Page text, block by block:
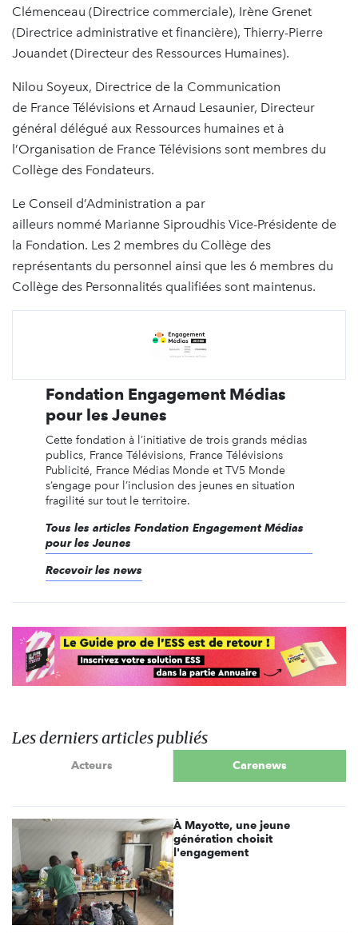
Clémenceau (Directrice commerciale), Irène Grenet
(Directrice administrative et financière), Thierry-Pierre
Jouandet (Directeur des Ressources Humaines).
Nilou Soyeux, Directrice de la Communication
de France Télévisions et Arnaud Lesaunier, Directeur
général délégué aux Ressources humaines et à
l’Organisation de France Télévisions sont membres du
Collège des Fondateurs.
Le Conseil d’Administration a par
ailleurs nommé Marianne Siproudhis Vice-Présidente de
la Fondation. Les 2 membres du Collège des
représentants du personnel ainsi que les 6 membres du
Collège des Personnalités qualifiées sont maintenus.
Fondation Engagement Médias
pour les Jeunes
Cette fondation à l’initiative de trois grands médias
publics, France Télévisions, France Télévisions
Publicité, France Médias Monde et TV5 Monde
s’engage pour l’inclusion des jeunes en situation
fragilité sur tout le territoire.
Tous les articles Fondation Engagement Médias
pour les Jeunes
Recevoir les news
Les derniers articles publiés
Acteurs Carenews
À Mayotte, une jeune
génération choisit
l'engagement